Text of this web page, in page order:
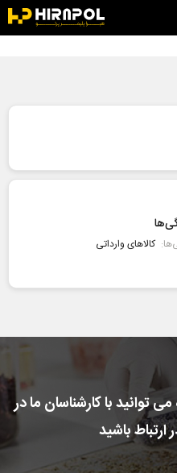
کالاهای وارداتی
توانید با کارشناسان ما در
ارتباط باشید